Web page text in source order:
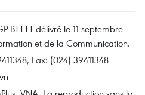
BTTTT délivré le 11 septembre
et de la Communication.
Fax: (024) 39411348